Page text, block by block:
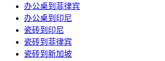
办公桌到菲律宾
办公桌到印尼
瓷砖到印尼
瓷砖到菲律宾
瓷砖到新加坡